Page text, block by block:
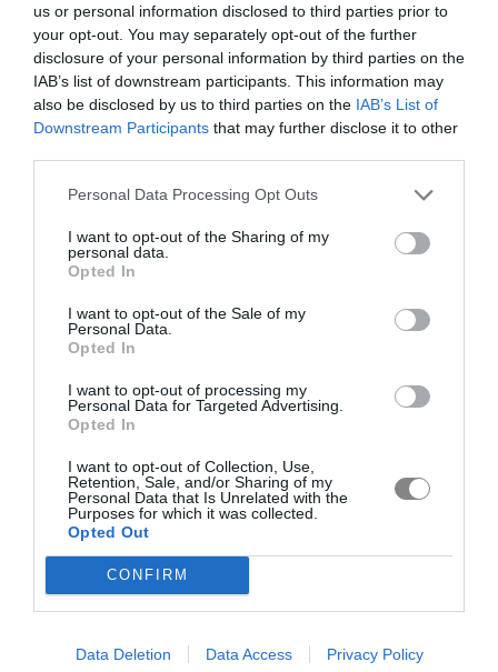
us or personal information disclosed to third parties prior to
your opt-out. You may separately opt-out of the further
disclosure of your personal information by third parties on the
IAB’s list of downstream participants. This information may
also be disclosed by us to third parties on the IAB’s List of
Downstream Participants that may further disclose it to other
Personal Data Processing Opt Outs
I want to opt-out of the Sharing of my
personal data.
Opted In
I want to opt-out of the Sale of my
Personal Data.
Opted In
I want to opt-out of processing my
Personal Data for Targeted Advertising.
Opted In
I want to opt-out of Collection, Use,
Retention, Sale, and/or Sharing of my
Personal Data that Is Unrelated with the
Purposes for which it was collected.
Opted Out
CONFIRM
Data Deletion Data Access Privacy Policy